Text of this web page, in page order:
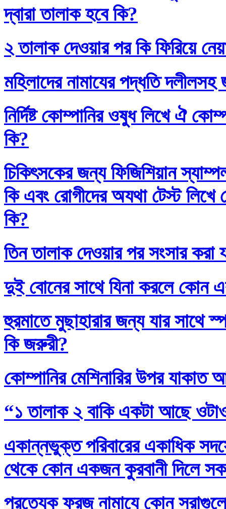
দ্বারা তালাক হবে কি?
২ তালাক দেওয়ার পর কি ফিরিয়ে
মহিলাদের নামাযের পদ্ধতি দলীলসহ
নির্দিষ্ট কোম্পানির ওষুধ লিখে ঐ
কি?
চিকিৎসকের জন্য ফিজিশিয়ান
কি এবং রোগীদের অযথা টেস্ট লিখে
কি?
তিন তালাক দেওয়ার পর সংসার করা
দুই বোনের সাথে যিনা করলে কোন
হুরমাতে মুছাহারার জন্য যার সাথে
কি জরুরী?
কোম্পানির মেশিনারির উপর যাকাত
“১ তালাক ২ বাকি একটা আছে
একান্নভুক্ত পরিবারের একাধিক
থেকে কোন একজন কুরবানী দিলে
প্রত্যেক ফরজ নামাযে কোন